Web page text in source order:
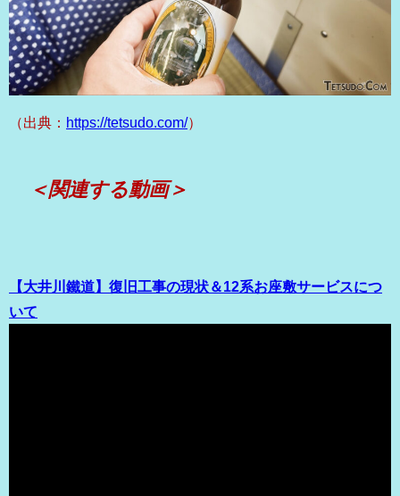
（出典： https://tetsudo.com/）
＜関連する動画＞
【大井川鐵道】復旧工事の現状＆12系お座敷サービスにつ
いて